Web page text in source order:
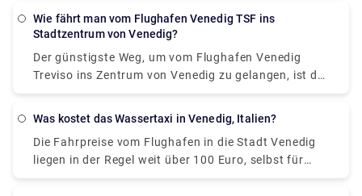
Airport nach Mestre BNL Bank dauert 15 Min.
täglich.
Wie fährt man vom Flughafen Venedig TSF ins
Stadtzentrum von Venedig?
Der günstigste Weg, um vom Flughafen Venedig
Treviso ins Zentrum von Venedig zu gelangen, ist der
ATVO oder der Barzi Shuttle. Die Fahrt dauert etwa
Inzwischen kostet ein Taxi 100 €, ist aber
unglaublich bequem, dauert ungefähr 30 Minuten
und bietet Platz für bis zu vier Passagiere.
Was kostet das Wassertaxi in Venedig, Italien?
Die Fahrpreise vom Flughafen in die Stadt Venedig
liegen in der Regel weit über 100 Euro, selbst für
kurze Strecken innerhalb Venedigs muss man